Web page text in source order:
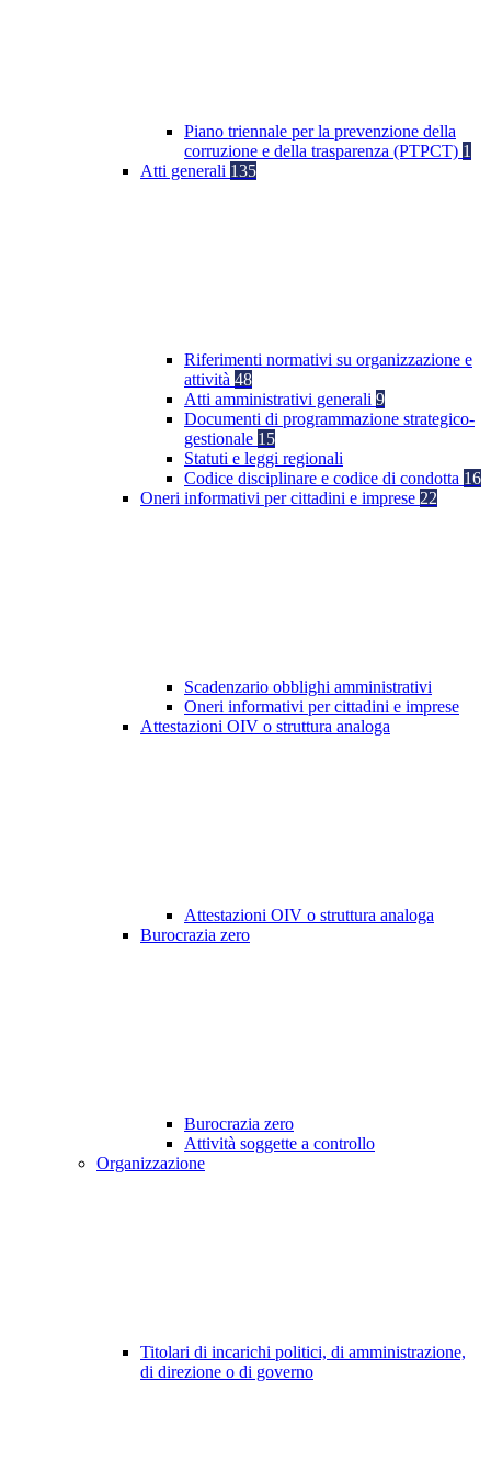
Piano triennale per la prevenzione della
corruzione e della trasparenza (PTPCT) 1
Atti generali 135
Riferimenti normativi su organizzazione e
attività 48
Atti amministrativi generali 9
Documenti di programmazione strategico-
gestionale 15
Statuti e leggi regionali
Codice disciplinare e codice di condotta 16
Oneri informativi per cittadini e imprese 22
Scadenzario obblighi amministrativi
Oneri informativi per cittadini e imprese
Attestazioni OIV o struttura analoga
Attestazioni OIV o struttura analoga
Burocrazia zero
Burocrazia zero
Attività soggette a controllo
Organizzazione
Titolari di incarichi politici, di amministrazione,
di direzione o di governo